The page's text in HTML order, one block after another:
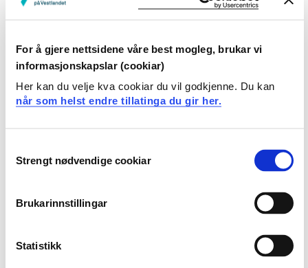
For å gjere nettsidene våre best mogleg, brukar vi
informasjonskapslar (cookiar)
Her kan du velje kva cookiar du vil godkjenne. Du kan
når som helst endre tillatinga du gir her.
Selection
Strengt nødvendige cookiar
Brukarinnstillingar
Statistikk
Tel: +47 55 58 75 24
Bergen
Last ned kontaktkort